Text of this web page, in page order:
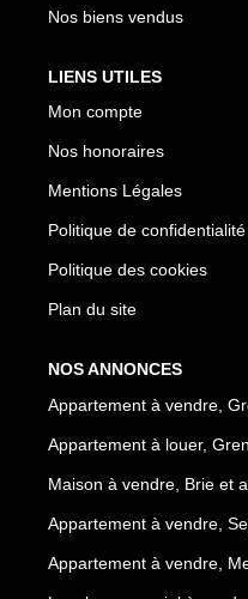
Nos biens vendus
LIENS UTILES
Mon compte
Nos honoraires
Mentions Légales
Politique de confidentialité
Politique des cookies
Plan du site
NOS ANNONCES
Appartement à vendre,
Appartement à louer,
Maison à vendre, Brie et
Appartement à vendre,
Appartement à vendre,